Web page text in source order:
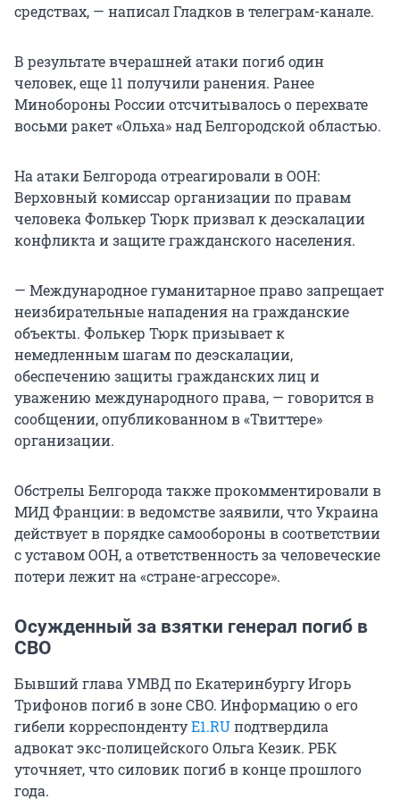
средствах, — написал Гладков в телеграм-канале.
В результате вчерашней атаки погиб один
человек, еще 11 получили ранения. Ранее
Минобороны России отсчитывалось о перехвате
восьми ракет «Ольха» над Белгородской областью.
На атаки Белгорода отреагировали в ООН:
Верховный комиссар организации по правам
человека Фолькер Тюрк призвал к деэскалации
конфликта и защите гражданского населения.
— Международное гуманитарное право запрещает
неизбирательные нападения на гражданские
объекты. Фолькер Тюрк призывает к
немедленным шагам по деэскалации,
обеспечению защиты гражданских лиц и
уважению международного права, — говорится в
сообщении, опубликованном в «Твиттере»
организации.
Обстрелы Белгорода также прокомментировали в
МИД Франции: в ведомстве заявили, что Украина
действует в порядке самообороны в соответствии
с уставом ООН, а ответственность за человеческие
потери лежит на «стране-агрессоре».
Осужденный за взятки генерал погиб в
СВО
Бывший глава УМВД по Екатеринбургу Игорь
Трифонов погиб в зоне СВО. Информацию о его
гибели корреспондентуE1.RUподтвердила
адвокат экс-полицейского Ольга Кезик. РБК
уточняет, что силовик погиб в конце прошлого
года.